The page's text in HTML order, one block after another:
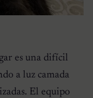
es una difícil
a luz camada
El equipo